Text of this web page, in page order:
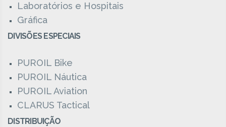
Laboratórios e Hospitais
Gráfica
DIVISÕES ESPECIAIS
PUROIL Bike
PUROIL Náutica
PUROIL Aviation
CLARUS Tactical
DISTRIBUIÇÃO